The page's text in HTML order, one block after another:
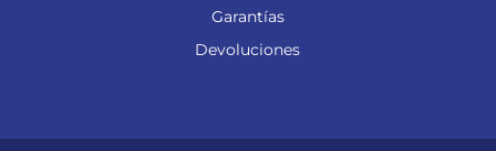
Garantías
Devoluciones